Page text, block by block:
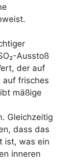
Ausstoß
der auf
frisches
mäßige
Gleichzeitig
dass das
ist, was ein
inneren